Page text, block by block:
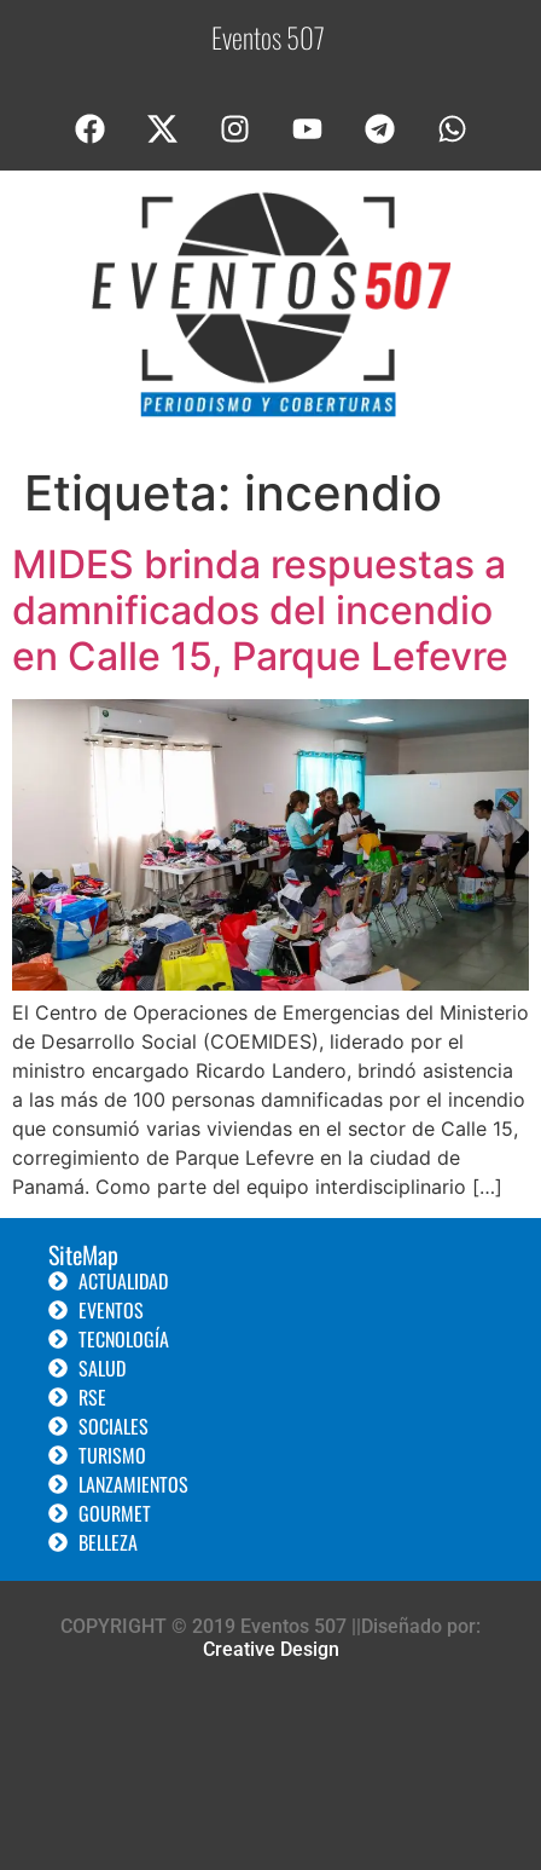
Eventos 507C
Etiqueta: incendio
MIDES brinda respuestas a
damnificados del incendio
en Calle 15, Parque Lefevre
El Centro de Operaciones de Emergencias del Ministerio
de Desarrollo Social (COEMIDES), liderado por el
ministro encargado Ricardo Landero, brindó asistencia
a las más de 100 personas damnificadas por el incendio
que consumió varias viviendas en el sector de Calle 15,
corregimiento de Parque Lefevre en la ciudad de
Panamá. Como parte del equipo interdisciplinario […]
SiteMap
ACTUALIDAD
EVENTOS
TECNOLOGÍA
SALUD
RSE
SOCIALES
TURISMO
LANZAMIENTOS
GOURMET
BELLEZA
COPYRIGHT © 2019 Eventos 507 ||Diseñado por:
Creative Design